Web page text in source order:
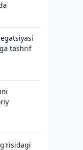
tashrif